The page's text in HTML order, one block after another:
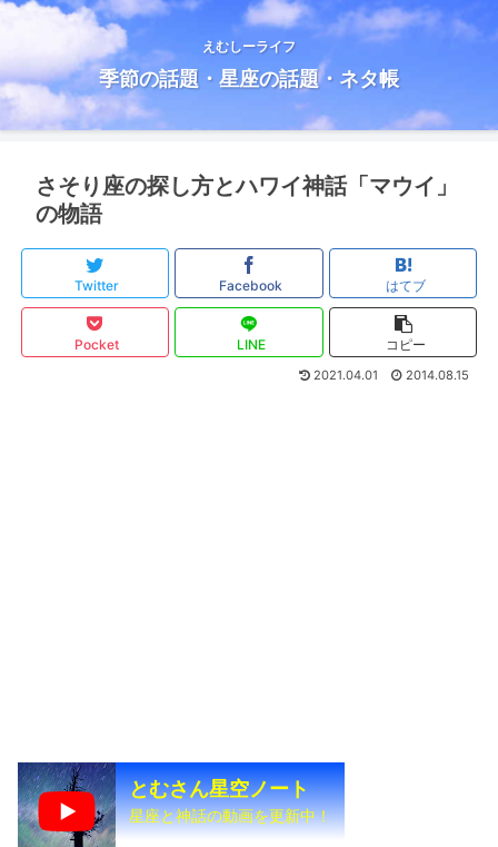
えむしーライフ
季節の話題・星座の話題・ネタ帳
さそり座の探し方とハワイ神話「マウイ」
の物語
Twitter Facebook はてブ
Pocket LINE コピー
2021.04.01 2014.08.15
とむさん星空ノート
星座と神話の動画を更新中！